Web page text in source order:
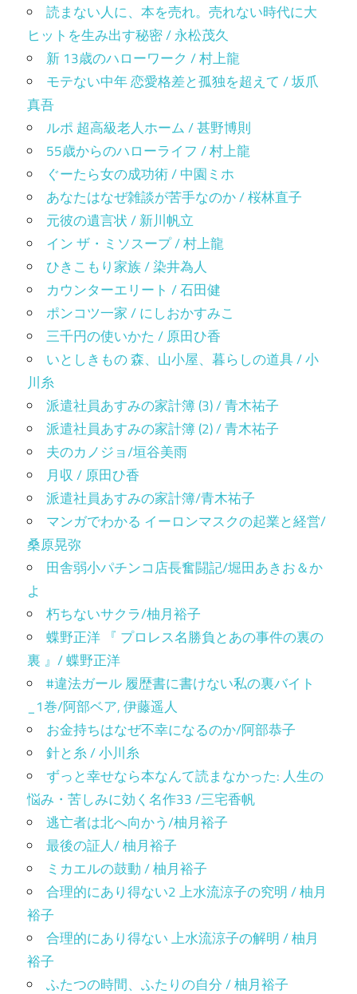
読まない人に、本を売れ。売れない時代に大
ヒットを生み出す秘密 / 永松茂久
新 13歳のハローワーク / 村上龍
モテない中年 恋愛格差と孤独を超えて / 坂爪
真吾
ルポ 超高級老人ホーム / 甚野博則
55歳からのハローライフ / 村上龍
ぐーたら女の成功術 / 中園ミホ
あなたはなぜ雑談が苦手なのか / 桜林直子
元彼の遺言状 / 新川帆立
イン ザ・ミソスープ / 村上龍
ひきこもり家族 / 染井為人
カウンターエリート / 石田健
ポンコツ一家 / にしおかすみこ
三千円の使いかた / 原田ひ香
いとしきもの 森、山小屋、暮らしの道具 / 小
川糸
派遣社員あすみの家計簿 (3) / 青木祐子
派遣社員あすみの家計簿 (2) / 青木祐子
夫のカノジョ/垣谷美雨
月収 / 原田ひ香
派遣社員あすみの家計簿/青木祐子
マンガでわかる イーロンマスクの起業と経営/
桑原晃弥
田舎弱小パチンコ店長奮闘記/堀田あきお＆か
よ
朽ちないサクラ/柚月裕子
蝶野正洋 『 プロレス名勝負とあの事件の裏の
裏 』/ 蝶野正洋
#違法ガール 履歴書に書けない私の裏バイト
_1巻/阿部ベア, 伊藤遥人
お金持ちはなぜ不幸になるのか/阿部恭子
針と糸 / 小川糸
ずっと幸せなら本なんて読まなかった: 人生の
悩み・苦しみに効く名作33 /三宅香帆
逃亡者は北へ向かう/柚月裕子
最後の証人/ 柚月裕子
ミカエルの鼓動 / 柚月裕子
合理的にあり得ない2 上水流涼子の究明 / 柚月
裕子
合理的にあり得ない 上水流涼子の解明 / 柚月
裕子
ふたつの時間、ふたりの自分 / 柚月裕子